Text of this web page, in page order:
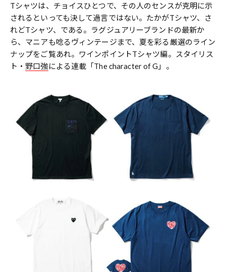
Tシャツは、チョイスひとつで、その人のセンスが克明に示
されるといっても決して過言ではない。たかがTシャツ、さ
れどTシャツ、である。ラグジュアリーブランドの最新か
ら、マニアも唸るヴィンテージまで、夏を彩る厳選のライン
ナップをご覧あれ。ワインポイントTシャツ編。スタイリス
ト・ 野口強による連載「The character of G」。